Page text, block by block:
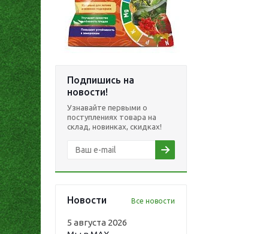
Подпишись на
новости!
Узнавайте первыми о
поступлениях товара на
склад, новинках, скидках!
Новости Все новости
5 августа 2026